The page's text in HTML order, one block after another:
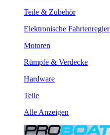
Teile & Zubehör
Elektronische Fahrtenregler
Motoren
Rümpfe & Verdecke
Hardware
Teile
Alle Anzeigen